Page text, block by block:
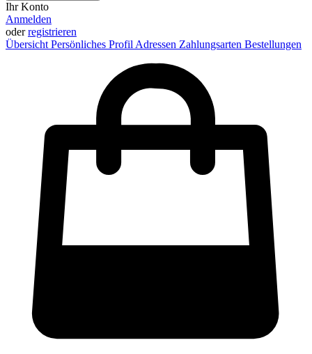
Ihr Konto
Anmelden
oderregistrieren
Übersicht Persönliches Profil Adressen Zahlungsarten Bestellungen